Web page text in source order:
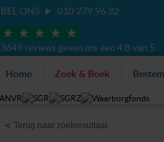
BEL ONS 010 279 96 32
3649 reviews geven ons een 4,8 van 5
Home Zoek & Boek
<Terug naar zoekresultaat